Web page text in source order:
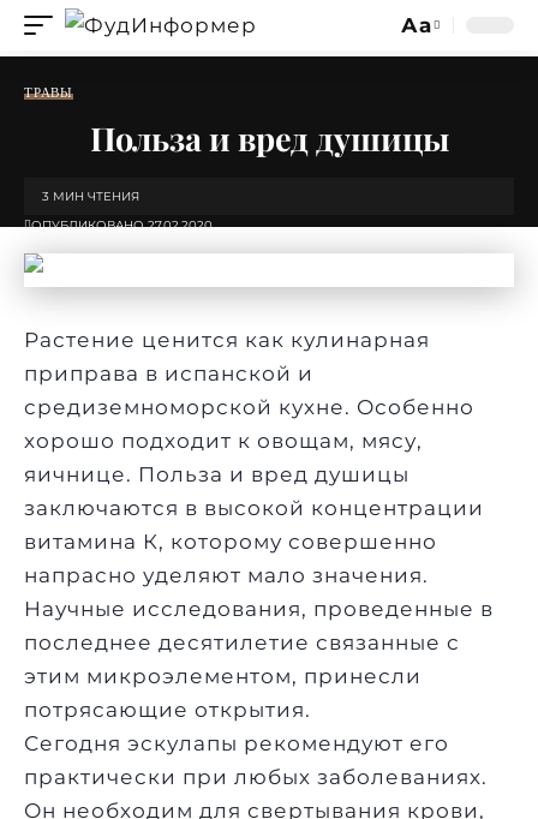
Изменение
Аа
ТРАВЫ
Польза и вред душицы
ОПУБЛИКОВАНО 27.02.2020
3 МИН ЧТЕНИЯ
Растение ценится как кулинарная
приправа в испанской и
средиземноморской кухне. Особенно
хорошо подходит к овощам, мясу,
яичнице. Польза и вред душицы
заключаются в высокой концентрации
витамина К, которому совершенно
напрасно уделяют мало значения.
Научные исследования, проведенные в
последнее десятилетие связанные с
этим микроэлементом, принесли
потрясающие открытия.
Сегодня эскулапы рекомендуют его
практически при любых заболеваниях.
Он необходим для свертывания крови,